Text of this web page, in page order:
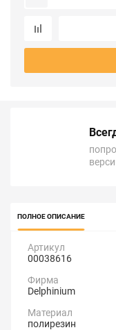
ПОЛНОЕ ОПИСАНИЕ
Артикул
00038616
Фирма
Delphinium
Материал
полирезин